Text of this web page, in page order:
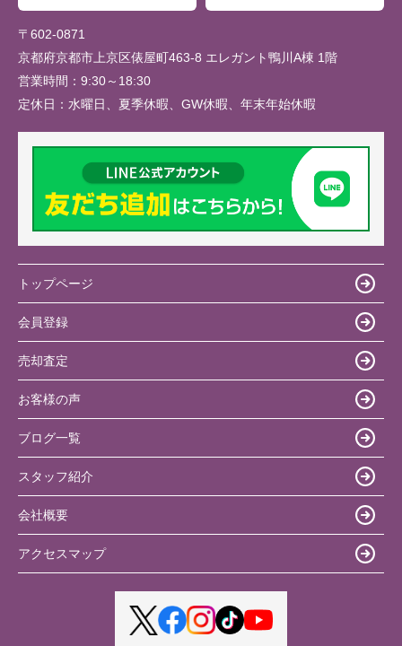
〒602-0871
京都府京都市上京区俵屋町463-8 エレガント鴨川A棟 1階
営業時間： 9:30～18:30
定休日： 水曜日、夏季休暇、GW休暇、年末年始休暇
トップページ
会員登録
売却査定
お客様の声
ブログ一覧
スタッフ紹介
会社概要
アクセスマップ